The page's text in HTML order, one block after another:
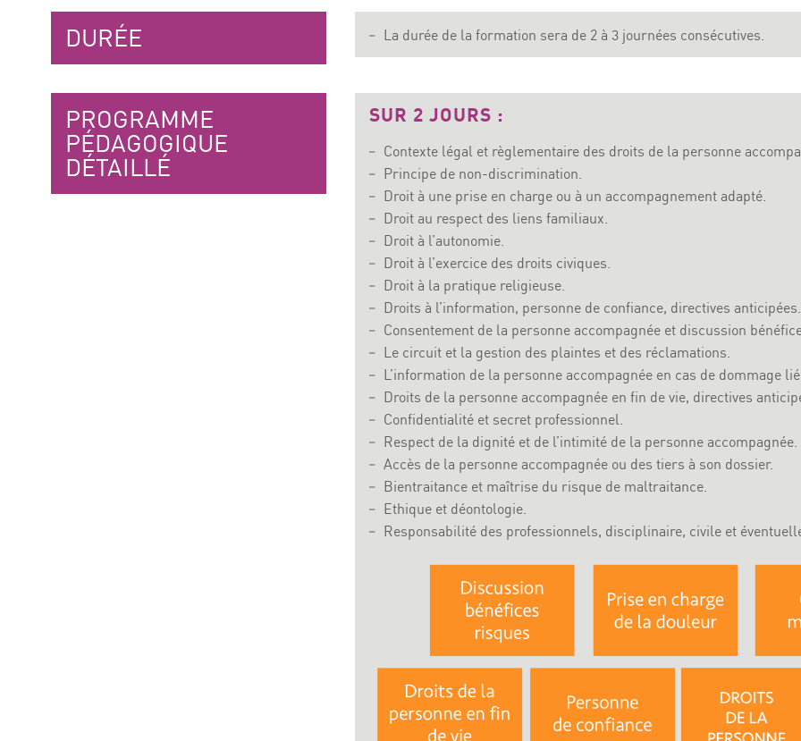
DURÉE La durée de la formation sera de 2 à 3 journées consécutives.
PROGRAMME
PÉDAGOGIQUE
DÉTAILLÉ
SUR 2 JOURS :
Contexte légal et règlementaire des droits de la personne
Principe de non-discrimination.
Droit à une prise en charge ou à un accompagnement adapté.
Droit au respect des liens familiaux.
Droit à l’autonomie.
Droit à l’exercice des droits civiques.
Droit à la pratique religieuse.
Droits à l’information, personne de confiance, directives anticipées.
Consentement de la personne accompagnée et discussion
Le circuit et la gestion des plaintes et des réclamations.
L’information de la personne accompagnée en cas de dommage
Droits de la personne accompagnée en fin de vie, directives
Confidentialité et secret professionnel.
Respect de la dignité et de l’intimité de la personne accompagnée.
Accès de la personne accompagnée ou des tiers à son dossier.
Bientraitance et maîtrise du risque de maltraitance.
Ethique et déontologie.
Responsabilité des professionnels, disciplinaire, civile et